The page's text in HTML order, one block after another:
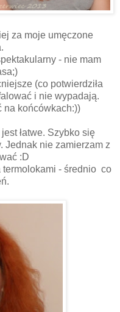
za moje umęczone
- nie mam
(co potwierdziła
i nie wypadają.
na końcówkach:))
łatwe. Szybko się
Jednak nie zamierzam z
:D
termolokami - średnio co